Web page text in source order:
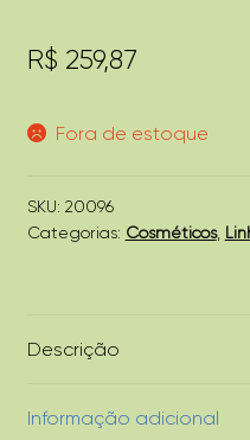
R$ 259,87
Fora de estoque
SKU: 20096
Categorias: Cosméticos,
Descrição
Informação adicional